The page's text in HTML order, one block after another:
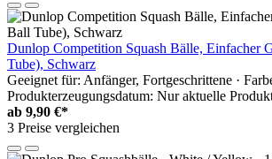
Dunlop Competition Squash Bälle, Einfacher
Tube), Schwarz
Geeignet für: Anfänger, Fortgeschrittene ·
Produkterzeugungsdatum: Nur aktuelle
ab 9,90 €*
3 Preise vergleichen